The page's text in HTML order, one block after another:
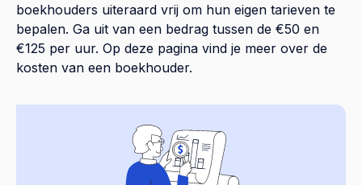
boekhouders uiteraard vrij om hun eigen tarieven te
bepalen. Ga uit van een bedrag tussen de €50 en
€125 per uur. Op deze pagina vind je meer over de
kosten van een boekhouder.